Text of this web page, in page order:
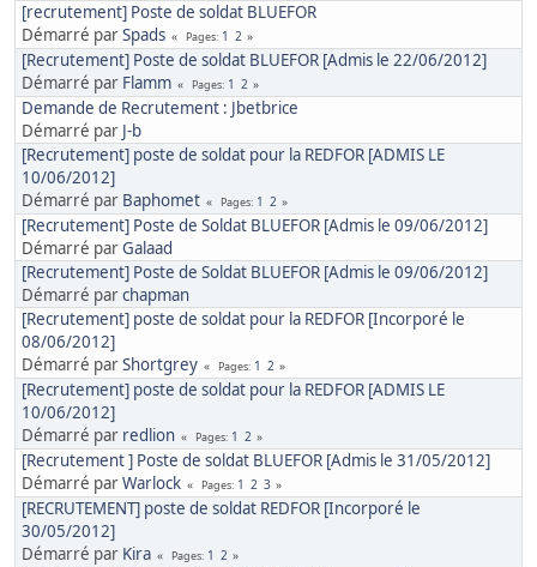
[recrutement] Poste de soldat BLUEFOR
Démarré parSpads Pages 1 2
[Recrutement] Poste de soldat BLUEFOR [Admis le 22/06/2012]
Démarré par Flamm Pages 1 2
Demande de Recrutement : Jbetbrice
Démarré par J-b
[Recrutement] poste de soldat pour la REDFOR [ADMIS LE
10/06/2012]
Démarré par Baphomet Pages 1 2
[Recrutement] Poste de Soldat BLUEFOR [Admis le 09/06/2012]
Démarré parGalaad
[Recrutement] Poste de Soldat BLUEFOR [Admis le 09/06/2012]
Démarré parchapman
[Recrutement] poste de soldat pour la REDFOR [Incorporé le
08/06/2012]
Démarré parShortgrey Pages 1 2
[Recrutement] poste de soldat pour la REDFOR [ADMIS LE
10/06/2012]
Démarré par redlion Pages 1 2
[Recrutement ] Poste de soldat BLUEFOR [Admis le 31/05/2012]
Démarré parWarlock Pages 1 2 3
[RECRUTEMENT] poste de soldat REDFOR [Incorporé le
30/05/2012]
Démarré par Kira Pages 1 2